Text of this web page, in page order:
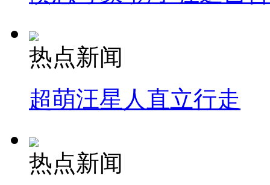
热点新闻
超萌汪星人直立行走
热点新闻